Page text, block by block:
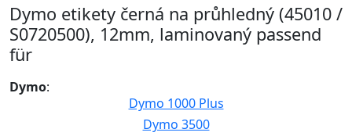
Dymo etikety černá na průhledný (45010 /
S0720500), 12mm, laminovaný passend
für
Dymo:
Dymo 1000 Plus
Dymo 3500